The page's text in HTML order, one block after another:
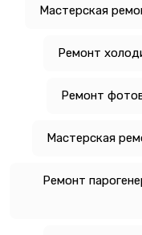
Мастерская
Ремонт
Ремонт
Мастерская
Ремонт